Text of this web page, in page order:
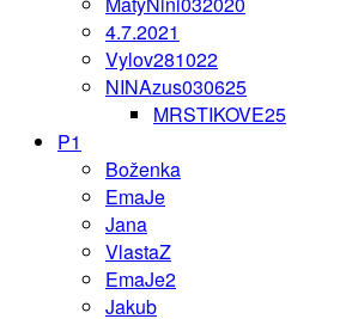
4.7.2021
Vylov281022
NINAzus030625
MRSTIKOVE25
P1
Boženka
EmaJe
Jana
VlastaZ
EmaJe2
Jakub